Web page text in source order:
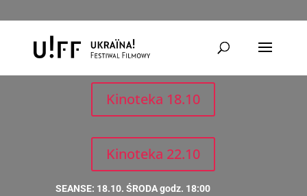
Kinoteka 18.10
Kinoteka 22.10
SEANSE: 18.10. ŚRODA godz. 18:00